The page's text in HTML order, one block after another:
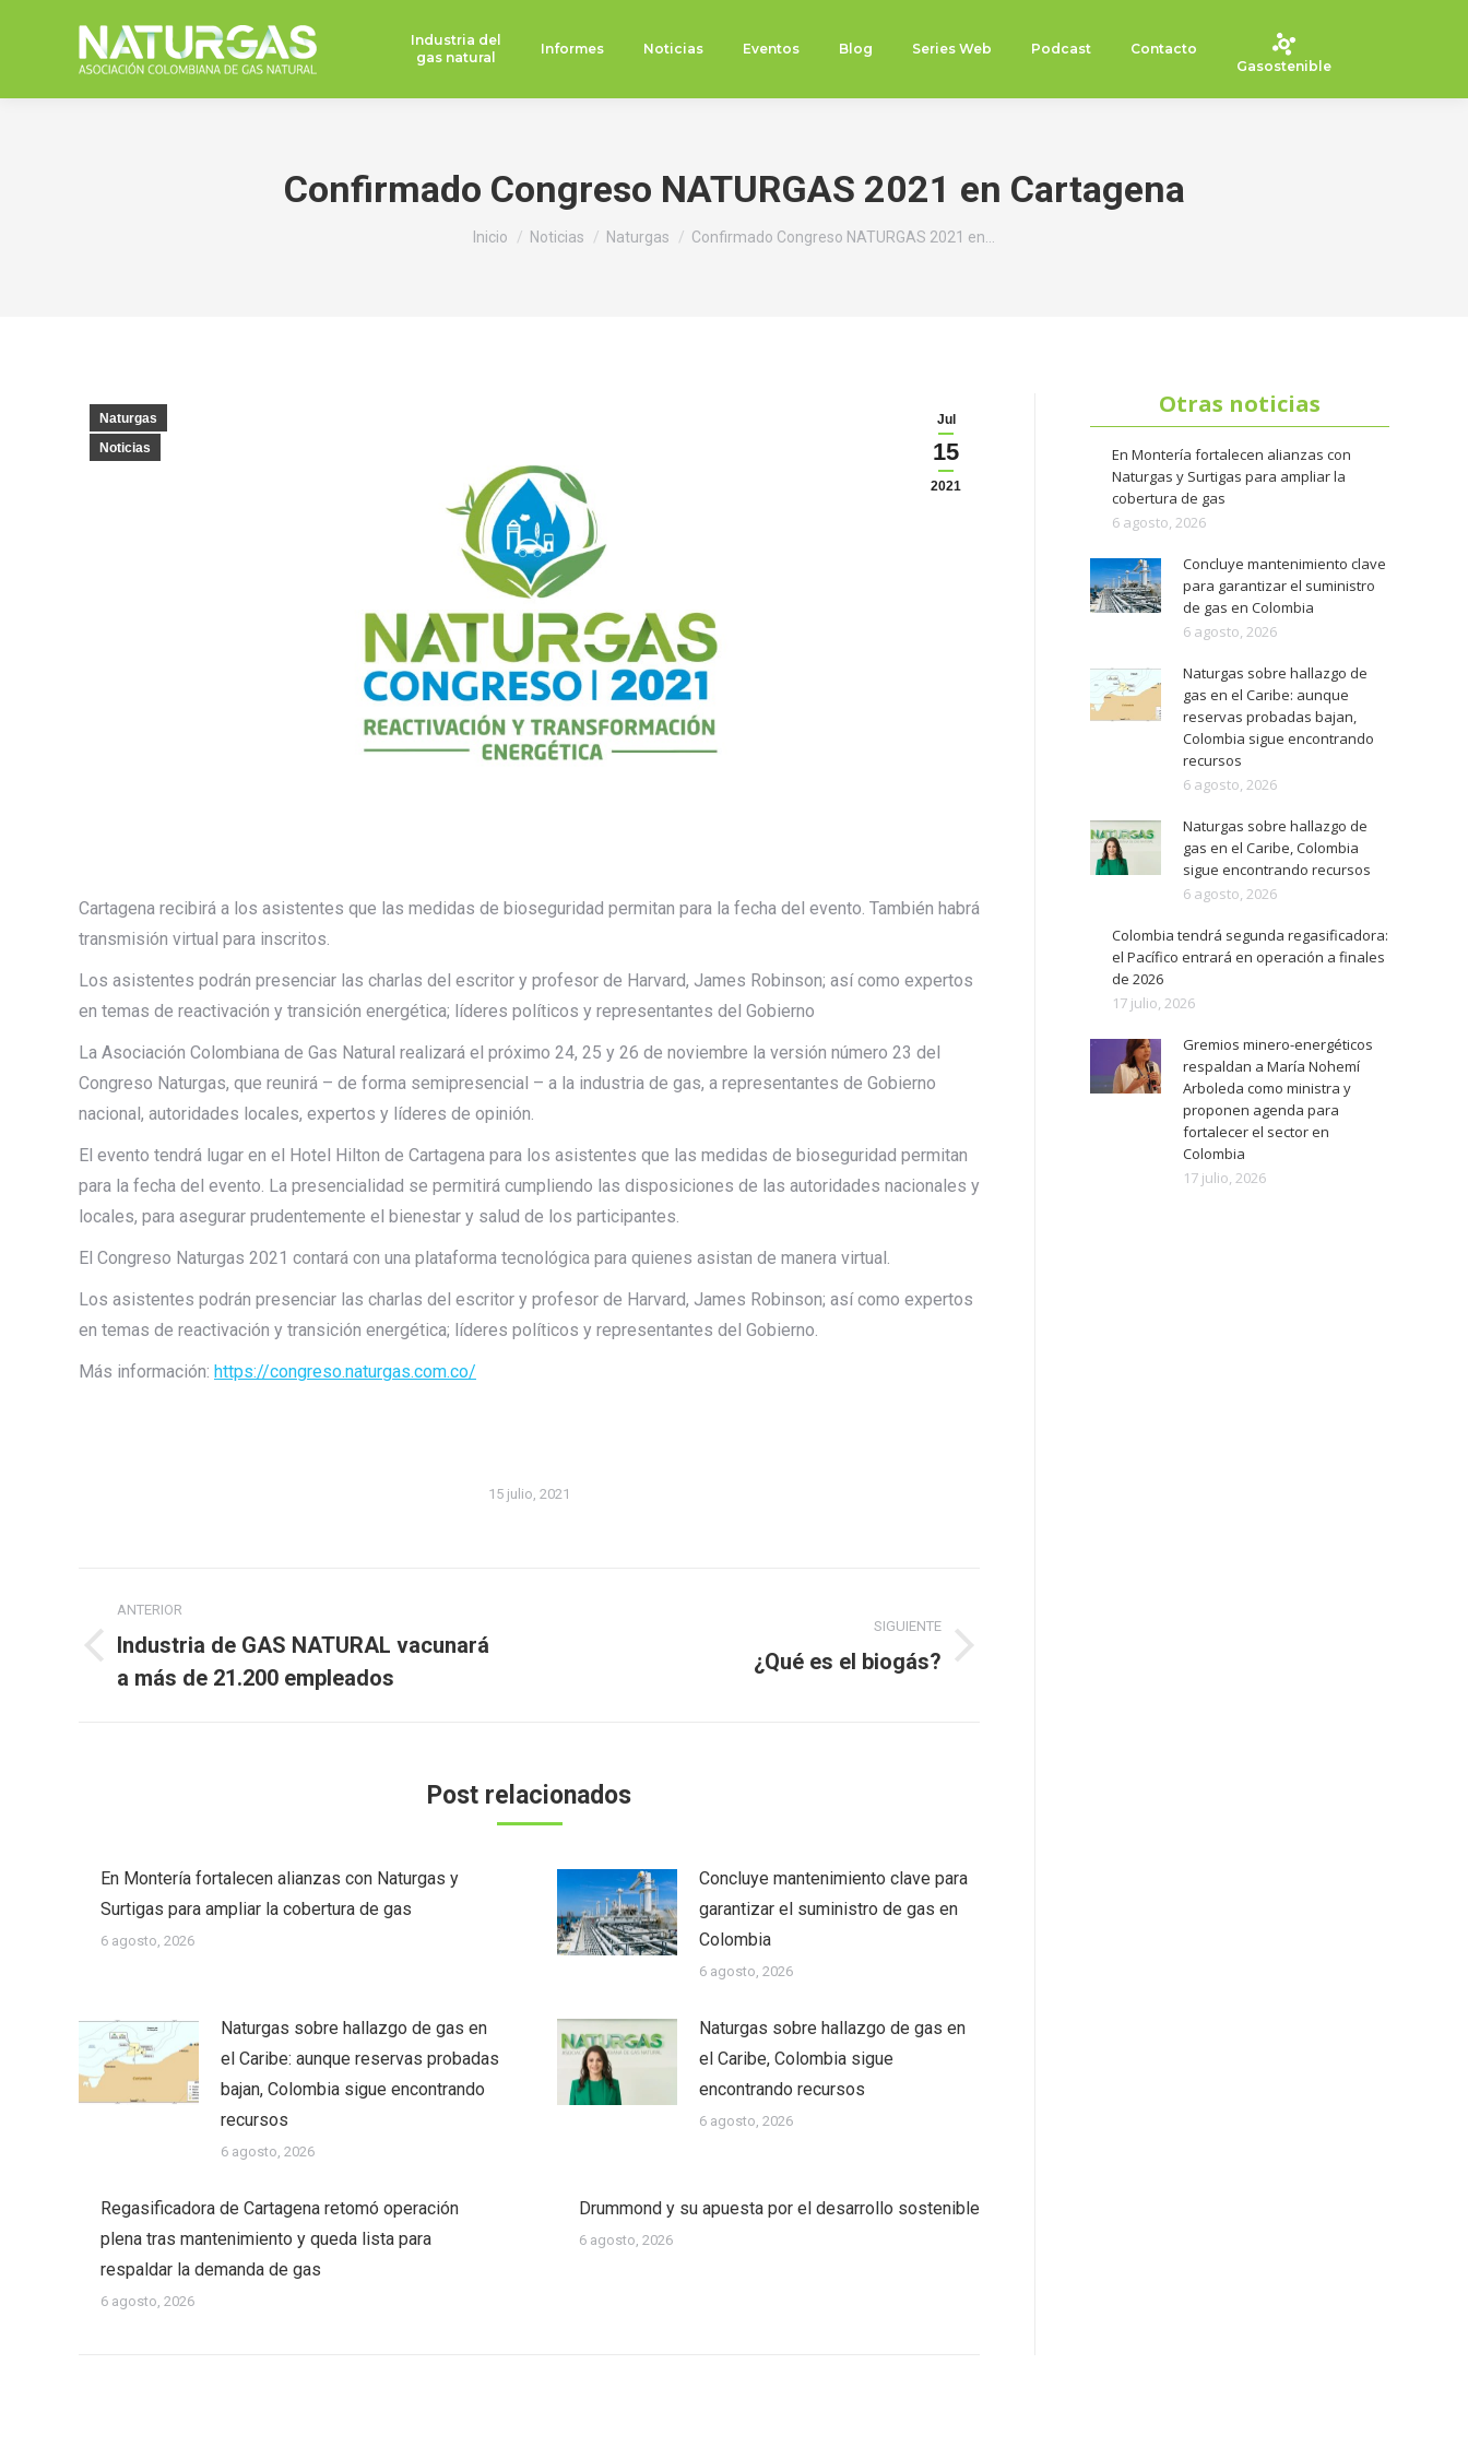
Industria del
gas natural
Informes Noticias Eventos Blog Series Web Podcast
Contacto
Gasostenible
Confirmado Congreso NATURGAS 2021 en Cartagena
Estás aquí:
Inicio Noticias Naturgas Confirmado Congreso NATURGAS 2021 en…
Jul
15
2021
Naturgas
Noticias
Cartagena recibirá a los asistentes que las medidas de bioseguridad permitan para la fecha del evento. También habrá
transmisión virtual para inscritos.
Los asistentes podrán presenciar las charlas del escritor y profesor de Harvard, James Robinson; así como expertos
en temas de reactivación y transición energética; líderes políticos y representantes del Gobierno
La Asociación Colombiana de Gas Natural realizará el próximo 24, 25 y 26 de noviembre la versión número 23 del
Congreso Naturgas, que reunirá – de forma semipresencial – a la industria de gas, a representantes de Gobierno
nacional, autoridades locales, expertos y líderes de opinión.
El evento tendrá lugar en el Hotel Hilton de Cartagena para los asistentes que las medidas de bioseguridad permitan
para la fecha del evento. La presencialidad se permitirá cumpliendo las disposiciones de las autoridades nacionales y
locales, para asegurar prudentemente el bienestar y salud de los participantes.
El Congreso Naturgas 2021 contará con una plataforma tecnológica para quienes asistan de manera virtual.
Los asistentes podrán presenciar las charlas del escritor y profesor de Harvard, James Robinson; así como expertos
en temas de reactivación y transición energética; líderes políticos y representantes del Gobierno.
Más información: https://congreso.naturgas.com.co/
15 julio, 2021
entre
publicaciones
ANTERIOR
Publicación
anterior:
Industria de GAS NATURAL vacunará
a más de 21.200 empleados
SIGUIENTE
¿Qué es el biogás?
Post relacionados
En Montería fortalecen alianzas con Naturgas y
Surtigas para ampliar la cobertura de gas
6 agosto, 2026
Concluye mantenimiento clave para
garantizar el suministro de gas en
Colombia
6 agosto, 2026
Naturgas sobre hallazgo de gas en
el Caribe: aunque reservas probadas
bajan, Colombia sigue encontrando
recursos
6 agosto, 2026
Naturgas sobre hallazgo de gas en
el Caribe, Colombia sigue
encontrando recursos
6 agosto, 2026
Regasificadora de Cartagena retomó operación
plena tras mantenimiento y queda lista para
respaldar la demanda de gas
6 agosto, 2026
Drummond y su apuesta por el desarrollo sostenible
6 agosto, 2026
Otras noticias
En Montería fortalecen alianzas con
Naturgas y Surtigas para ampliar la
cobertura de gas
6 agosto, 2026
Concluye mantenimiento clave
para garantizar el suministro
de gas en Colombia
6 agosto, 2026
Naturgas sobre hallazgo de
gas en el Caribe: aunque
reservas probadas bajan,
Colombia sigue encontrando
recursos
6 agosto, 2026
Naturgas sobre hallazgo de
gas en el Caribe, Colombia
sigue encontrando recursos
6 agosto, 2026
Colombia tendrá segunda regasificadora:
el Pacífico entrará en operación a finales
de 2026
17 julio, 2026
Gremios minero-energéticos
respaldan a María Nohemí
Arboleda como ministra y
proponen agenda para
fortalecer el sector en
Colombia
17 julio, 2026